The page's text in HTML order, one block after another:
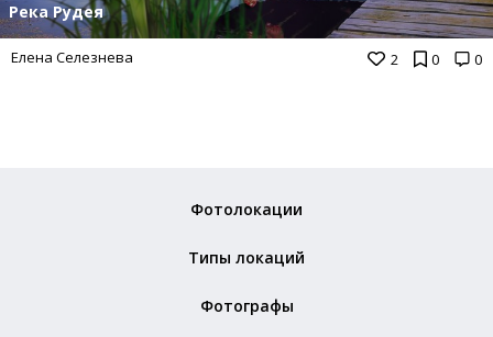
2 0 0
Река Рудея
Елена Селезнева
Фотолокации
Типы локаций
Фотографы